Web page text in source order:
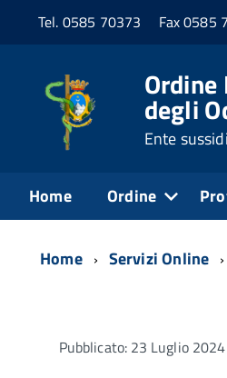
Tel. 0585 70373 Fax 0585
degli
Ente
Home Ordine
Home Servizi Online
Pubblicato: 23 Luglio 2024